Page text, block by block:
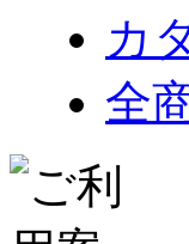
カ
全